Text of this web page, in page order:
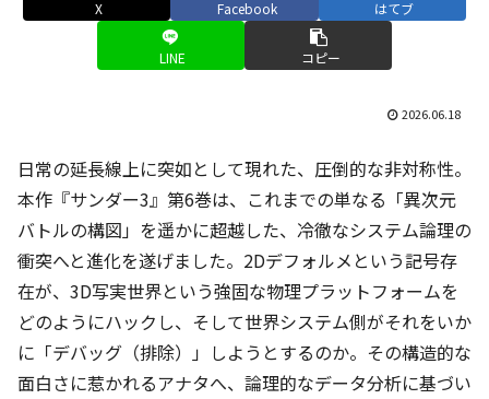
X Facebook はてブ
LINE コピー
2026.06.18
日常の延長線上に突如として現れた、圧倒的な非対称性。
本作『サンダー3』第6巻は、これまでの単なる「異次元
バトルの構図」を遥かに超越した、冷徹なシステム論理の
衝突へと進化を遂げました。2Dデフォルメという記号存
在が、3D写実世界という強固な物理プラットフォームを
どのようにハックし、そして世界システム側がそれをいか
に「デバッグ（排除）」しようとするのか。その構造的な
面白さに惹かれるアナタへ、論理的なデータ分析に基づい